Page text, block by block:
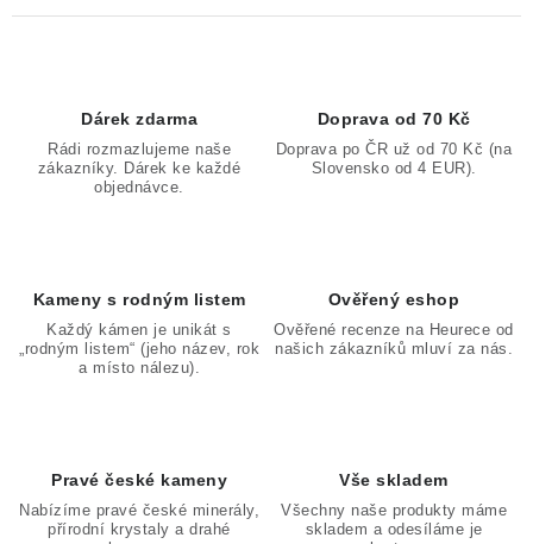
Dárek zdarma
Rádi rozmazlujeme naše
zákazníky. Dárek ke každé
objednávce.
Doprava od 70 Kč
Doprava po ČR už od 70 Kč (na
Slovensko od 4 EUR).
Kameny s rodným listem
Každý kámen je unikát s
„rodným listem“ (jeho název, rok
a místo nálezu).
Ověřený eshop
Ověřené recenze na Heurece od
našich zákazníků mluví za nás.
Pravé české kameny
Nabízíme pravé české minerály,
přírodní krystaly a drahé
Vše skladem
Všechny naše produkty máme
skladem a odesíláme je